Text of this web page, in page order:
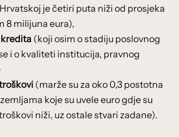
je četiri puta niži od prosjeka
8 milijuna eura),
(koji osim o stadiju poslovnog
i o kvaliteti institucija, pravnog
(marže su za oko 0,3 postotna
koje su uvele euro gdje su
niži, uz ostale stvari zadane).